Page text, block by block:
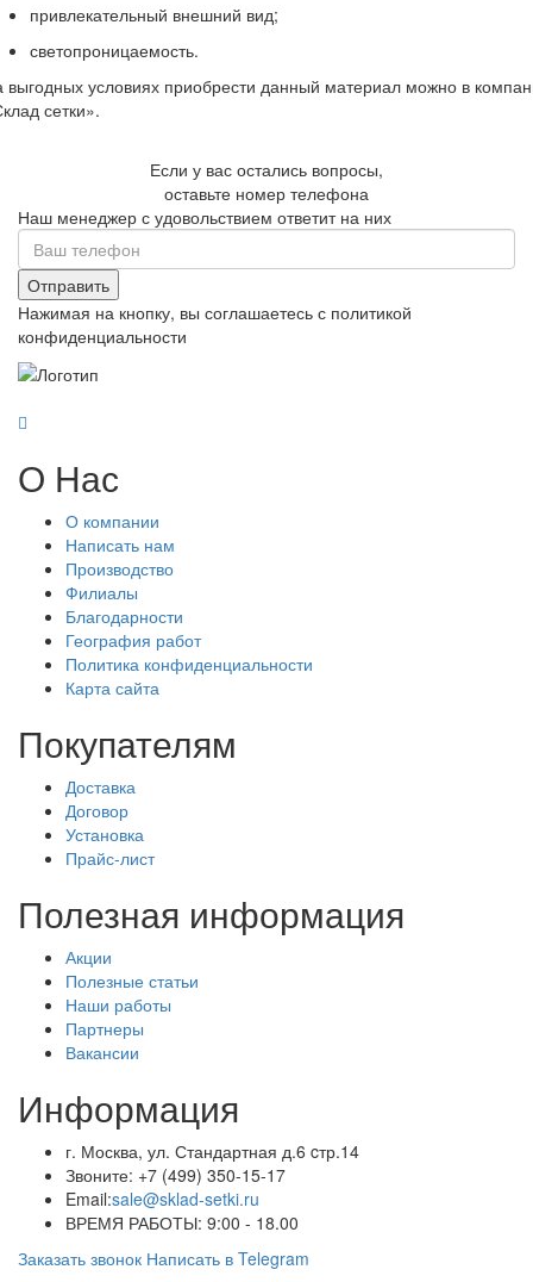
привлекательный внешний вид;
светопроницаемость.
выгодных условиях приобрести данный материал можно в
сетки».
Если у вас остались вопросы,
оставьте номер телефона
Наш менеджер с удовольствием ответит на них
Отправить
Нажимая на кнопку, вы соглашаетесь с политикой
конфиденциальности
О Нас
О компании
Написать нам
Производство
Филиалы
Благодарности
География работ
Политика конфиденциальности
Карта сайта
Покупателям
Доставка
Договор
Установка
Прайс-лист
Полезная информация
Акции
Полезные статьи
Наши работы
Партнеры
Вакансии
Информация
г. Москва, ул. Стандартная д.6 cтр.14
Звоните: +7 (499) 350-15-17
Email:sale@sklad-setki.ru
ВРЕМЯ РАБОТЫ: 9:00 - 18.00
Заказать звонок Написать в Telegram